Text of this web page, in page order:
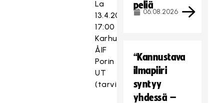
La
13.4.2019
17:00
Karhut–
ÅIF
Porin
UT
(tarvittaessa)
peliä
06.08.2026
“Kannustava
ilmapiiri
syntyy
yhdessä –